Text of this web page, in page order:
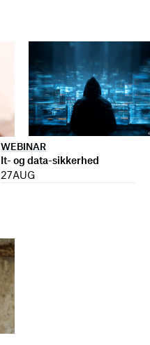
WEBINAR
It- og data-sikkerhed
27AUG